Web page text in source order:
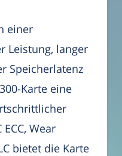
einer
Leistung, langer
Speicherlatenz
Karte eine
Wear
bietet die Karte